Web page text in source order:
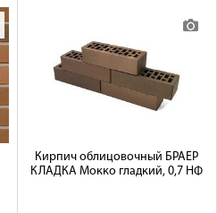
Кирпич облицовочный БРАЕР
КЛАДКА Мокко гладкий, 0,7 НФ